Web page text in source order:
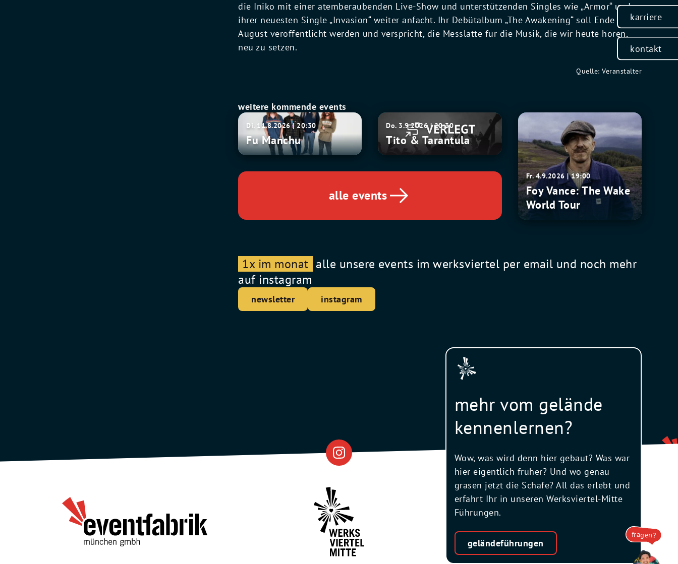
karriere
kontakt
die Iniko mit einer atemberaubenden Live-Show und unterstützenden Singles wie „Armor“ und
ihrer neuesten Single „Invasion“ weiter anfacht. Ihr Debütalbum „The Awakening“ soll Ende
August veröffentlicht werden und verspricht, die Messlatte für die Musik, die wir heute hören,
neu zu setzen.
Quelle: Veranstalter
weitere kommende events
Fu
Manchu
Di. 11.8.2026 | 20:30
Fu Manchu
Tito
Tarantula
Do. 3.9.2026 | 20:30
Tito & Tarantula
Foy
Vance:
The
Wake
World
Tour
Fr. 4.9.2026 | 19:00
Foy Vance: The Wake
World Tour
alle events
1x im monat alle unsere events im werksviertel per email und noch mehr
auf instagram
newsletter instagram
fragen?
mehr vom gelände
kennenlernen?
Wow, was wird denn hier gebaut? Was war
hier eigentlich früher? Und wo genau
grasen jetzt die Schafe? All das erlebt und
erfahrt Ihr in unseren Werksviertel-Mitte
Führungen.
geländeführungen